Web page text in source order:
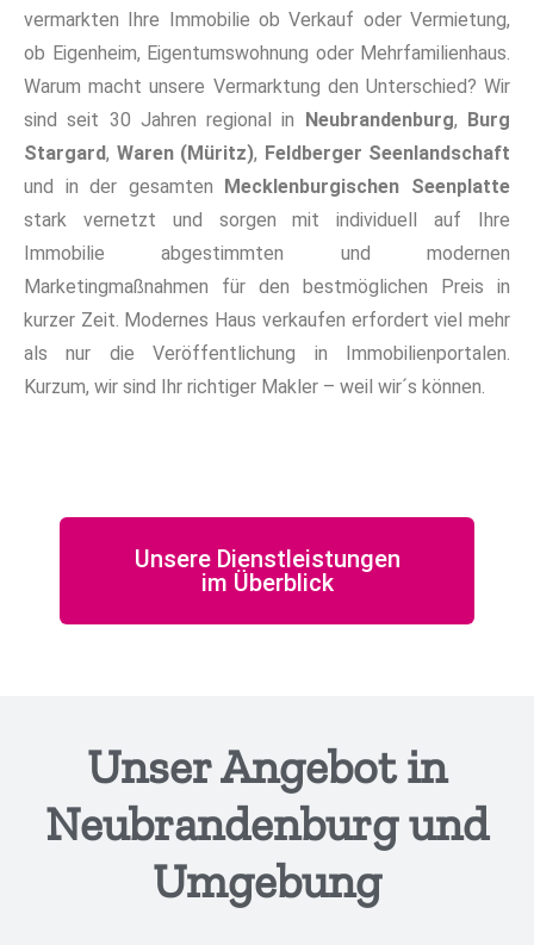
vermarkten Ihre Immobilie ob Verkauf oder Vermietung,
ob Eigenheim, Eigentumswohnung oder Mehrfamilienhaus.
Warum macht unsere Vermarktung den Unterschied? Wir
sind seit 30 Jahren regional in
Neubrandenburg,
Burg
Stargard, Waren (Müritz), Feldberger Seenlandschaft
und in der gesamten
Mecklenburgischen Seenplatte
stark vernetzt und sorgen mit individuell auf Ihre
Immobilie abgestimmten und modernen
Marketingmaßnahmen für den bestmöglichen Preis in
kurzer Zeit. Modernes Haus verkaufen erfordert viel mehr
als nur die Veröffentlichung in Immobilienportalen.
Kurzum, wir sind Ihr richtiger Makler – weil wir´s können.
Unsere Dienstleistungen
im Überblick
Unser Angebot in
Neubrandenburg und
Umgebung